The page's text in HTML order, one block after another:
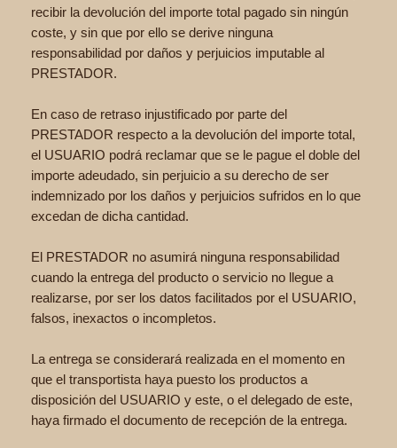
recibir la devolución del importe total pagado sin ningún
coste, y sin que por ello se derive ninguna
responsabilidad por daños y perjuicios imputable al
PRESTADOR.
En caso de retraso injustificado por parte del
PRESTADOR respecto a la devolución del importe total,
el USUARIO podrá reclamar que se le pague el doble del
importe adeudado, sin perjuicio a su derecho de ser
indemnizado por los daños y perjuicios sufridos en lo que
excedan de dicha cantidad.
El PRESTADOR no asumirá ninguna responsabilidad
cuando la entrega del producto o servicio no llegue a
realizarse, por ser los datos facilitados por el USUARIO,
falsos, inexactos o incompletos.
La entrega se considerará realizada en el momento en
que el transportista haya puesto los productos a
disposición del USUARIO y este, o el delegado de este,
haya firmado el documento de recepción de la entrega.